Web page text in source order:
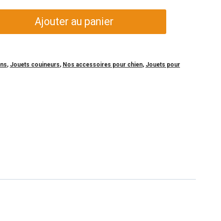
Ajouter au panier
, Jouets couineurs, Nos accessoires pour chien, Jouets pour